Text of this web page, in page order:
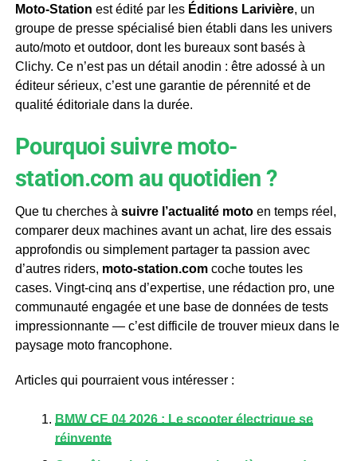
Moto-Station est édité par les Éditions Larivière, un
groupe de presse spécialisé bien établi dans les univers
auto/moto et outdoor, dont les bureaux sont basés à
Clichy. Ce n’est pas un détail anodin : être adossé à un
éditeur sérieux, c’est une garantie de pérennité et de
qualité éditoriale dans la durée.
Pourquoi suivre moto-
station.com au quotidien ?
Que tu cherches à suivre l’actualité motoen temps réel,
comparer deux machines avant un achat, lire des essais
approfondis ou simplement partager ta passion avec
d’autres riders, moto-station.comcoche toutes les
cases. Vingt-cinq ans d’expertise, une rédaction pro, une
communauté engagée et une base de données de tests
impressionnante — c’est difficile de trouver mieux dans le
paysage moto francophone.
Articles qui pourraient vous intéresser :
BMW CE 04 2026 : Le scooter électrique se
réinvente